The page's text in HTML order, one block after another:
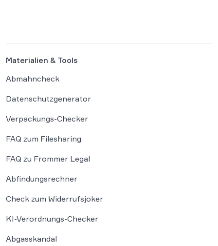
Materialien & Tools
Abmahncheck
Datenschutzgenerator
Verpackungs-Checker
FAQ zum Filesharing
FAQ zu Frommer Legal
Abfindungsrechner
Check zum Widerrufsjoker
KI-Verordnungs-Checker
Abgasskandal